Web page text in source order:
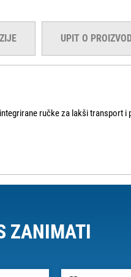
UPIT O
ručke za lakši transport
ZANIMATI